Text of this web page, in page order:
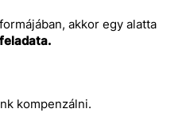
akkor egy alatta
kompenzálni.